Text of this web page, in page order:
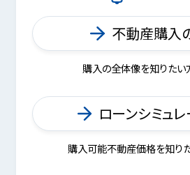
不動産購入
購入の全体像を知りたい
ローンシミュ
購入可能不動産価格を知り